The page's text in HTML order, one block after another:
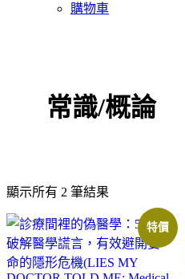
購物車
常識/概論
顯示所有 2 筆結果
新
項
目
特價